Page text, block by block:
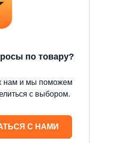
по товару?
нам и мы поможем
с выбором.
С НАМИ